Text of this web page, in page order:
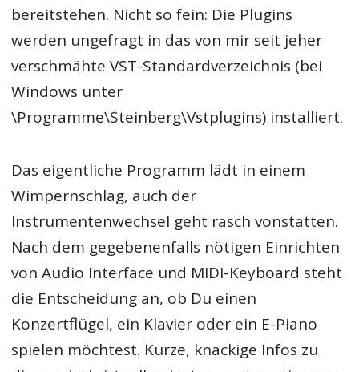
bereitstehen. Nicht so fein: Die Plugins
werden ungefragt in das von mir seit jeher
verschmähte VST-Standardverzeichnis (bei
Windows unter
\Programme\Steinberg\Vstplugins) installiert.
Das eigentliche Programm lädt in einem
Wimpernschlag, auch der
Instrumentenwechsel geht rasch vonstatten.
Nach dem gegebenenfalls nötigen Einrichten
von Audio Interface und MIDI-Keyboard steht
die Entscheidung an, ob Du einen
Konzertflügel, ein Klavier oder ein E-Piano
spielen möchtest. Kurze, knackige Infos zu